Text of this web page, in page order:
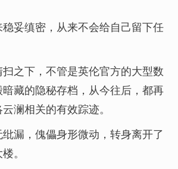
妥缜密，从来不会给自己留下任
之下，不管是英伦官方的大型数
藏的隐秘存档，从今往后，都再
澜相关的有效踪迹。
漏，傀儡身形微动，转身离开了
。